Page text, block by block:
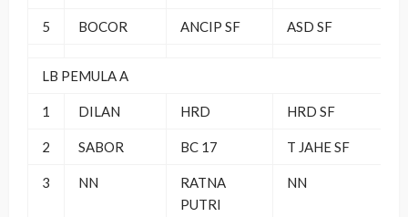
5 BOCOR ANCIP SF ASD SF
LB PEMULA A
1 DILAN HRD HRD SF
2 SABOR BC 17 T JAHE SF
3 NN
RATNA
PUTRI
NN